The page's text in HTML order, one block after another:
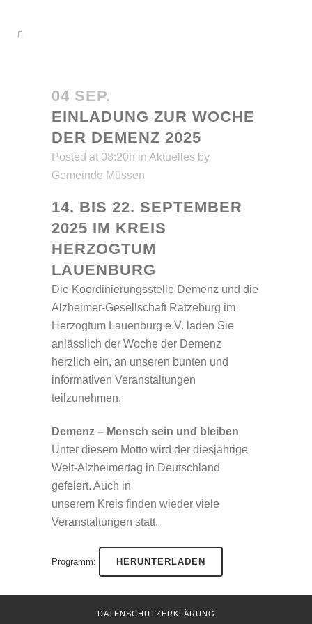
04 SEP.
EINLADUNG ZUR WOCHE
DER DEMENZ 2025
Posted at 08:20h in Aktuelles by
Gemeinde Müssen
14. BIS 22. SEPTEMBER
2025 IM KREIS
HERZOGTUM
LAUENBURG
Die Koordinierungsstelle Demenz und die
Alzheimer-Gesellschaft Ratzeburg im
Herzogtum Lauenburg e.V. laden Sie
anlässlich der Woche der Demenz
herzlich ein, an unseren bunten und
informativen Veranstaltungen
teilzunehmen.
Demenz – Mensch sein und bleiben
Unter diesem Motto wird der diesjährige
Welt-Alzheimertag in Deutschland
gefeiert. Auch in
unserem Kreis finden wieder viele
Veranstaltungen statt.
Programm: HERUNTERLADEN
DATENSCHUTZERKLÄRUNG